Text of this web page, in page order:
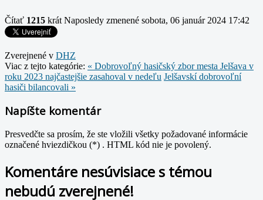
Čítať 1215 krát Naposledy zmenené sobota, 06 január 2024 17:42
Zverejnené v DHZ
Viac z tejto kategórie: « Dobrovoľný hasičský zbor mesta Jelšava v
roku 2023 najčastejšie zasahoval v nedeľu Jelšavskí dobrovoľní
hasiči bilancovali »
Napíšte komentár
Presvedčte sa prosím, že ste vložili všetky požadované informácie
označené hviezdičkou (*) . HTML kód nie je povolený.
Komentáre nesúvisiace s témou
nebudú zverejnené!